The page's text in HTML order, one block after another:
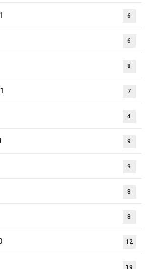
6
6
8
7
4
9
9
8
8
12
19